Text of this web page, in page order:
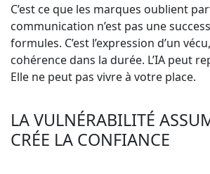
C’est ce que les marques oublient
communication n’est pas une
formules. C’est l’expression d’un
cohérence dans la durée. L’IA peut
Elle ne peut pas vivre à votre place.
LA VULNÉRABILITÉ
CRÉE LA CONFIANCE